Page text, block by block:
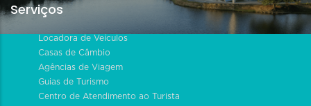
Serviços
Locadora de Veículos
Casas de Câmbio
Agências de Viagem
Guias de Turismo
Centro de Atendimento ao Turista